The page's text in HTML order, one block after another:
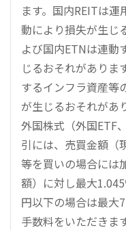
ます。国内REITは
動により損失が生じ
よび国内ETNは連動
じるおそれがありま
するインフラ資産等
が生じるおそれがあ
外国株式（外国ETF
引には、売買金額（
等を買いの場合には
額）に対し最大
円以下の場合は最大
手数料をいただきま